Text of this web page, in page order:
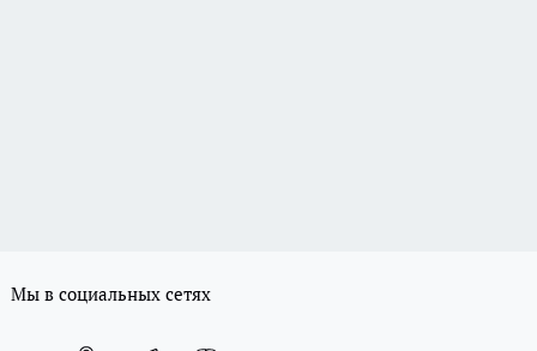
Мы в социальных сетях